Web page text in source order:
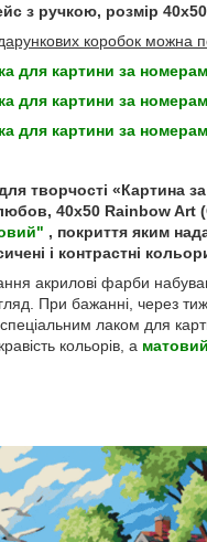
з ручкою, розмір
коробок можна
для картини за
для картини за
для картини за
творчості «Картина
40х50 Rainbow Art
, покриття яким
і контрастні
акрилові фарби
При бажанні, через
лаком для
кольорів, а